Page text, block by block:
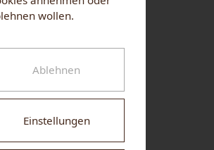
36
wollen.
Ablehnen
Einstellungen